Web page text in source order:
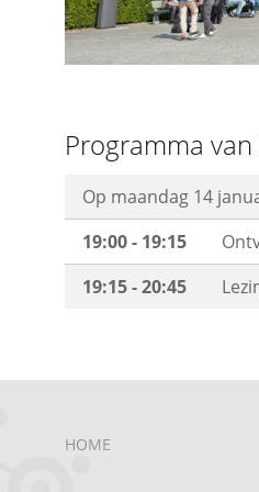
Programma
Op maandag 14
19:00 - 19:15
19:15 - 20:45
HOME